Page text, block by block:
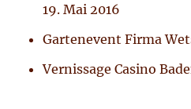
19. Mai 2016
Gartenevent Firma
Vernissage Casino